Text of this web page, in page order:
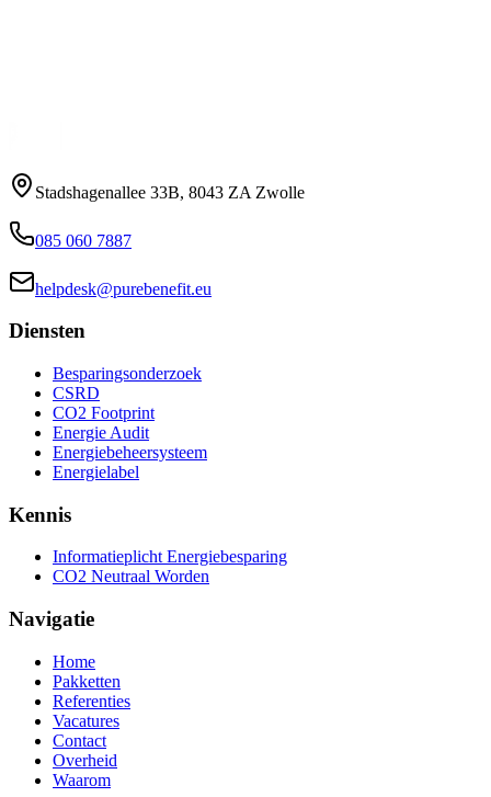
Stadshagenallee 33B, 8043 ZA Zwolle
085 060 7887
helpdesk@purebenefit.eu
Diensten
Besparingsonderzoek
CSRD
CO2 Footprint
Energie Audit
Energiebeheersysteem
Energielabel
Kennis
Informatieplicht Energiebesparing
CO2 Neutraal Worden
Navigatie
Home
Pakketten
Referenties
Vacatures
Contact
Overheid
Waarom